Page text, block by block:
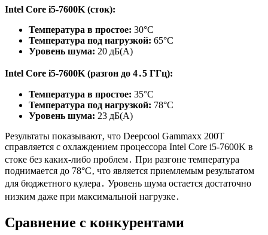
Intel Core i5-7600K (сток):
Температура в простое: 30°C
Температура под нагрузкой: 65°C
Уровень шума: 20 дБ(А)
Intel Core i5-7600K (разгон до 4․5 ГГц):
Температура в простое: 35°C
Температура под нагрузкой: 78°C
Уровень шума: 23 дБ(А)
Результаты показывают‚ что Deepcool Gammaxx 200T
справляется с охлаждением процессора Intel Core i5-7600K в
стоке без каких-либо проблем․ При разгоне температура
поднимается до 78°C‚ что является приемлемым результатом
для бюджетного кулера․ Уровень шума остается достаточно
низким даже при максимальной нагрузке․
Сравнение с конкурентами